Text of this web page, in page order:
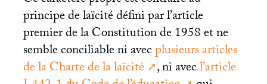
principe de laïcité défini par l’article
premier de la Constitution de 1958 et ne
semble conciliable ni avecplusieurs articles
de la Charte de la laïcité
, ni avecl’article